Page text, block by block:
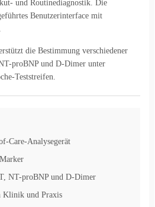
und Routinediagnostik. Die
Benutzerinterface mit
die Bestimmung verschiedener
proBNP und D-Dimer unter
Teststreifen.
Care-Analysegerät
NT-proBNP und D-Dimer
Klinik und Praxis